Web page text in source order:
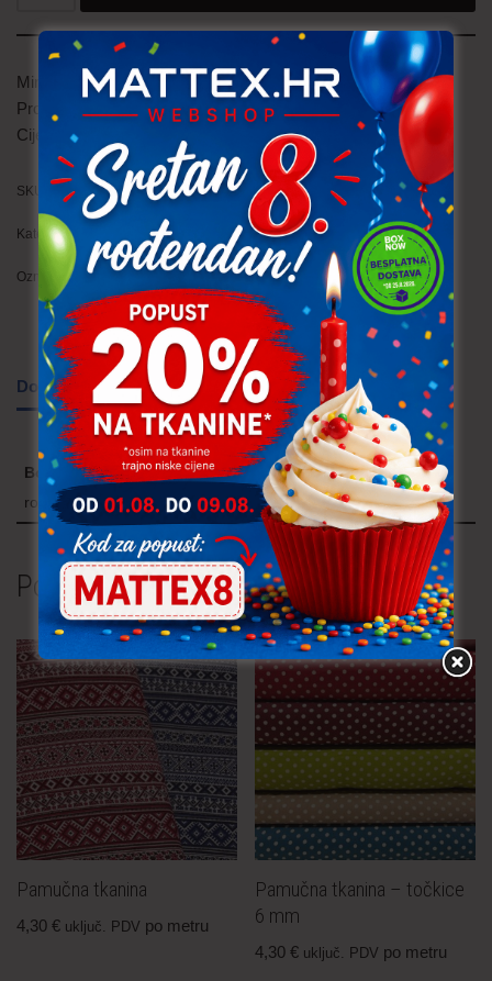
Minimalna količina je0.5
Prodaje se po
Cijena je
SKU: PAM186 (205)
Kategorije: Pamučna tkanina Trajno niska cijena!
Oznake:dječje pamuk životinje
Dodatne informacije
Boja
roza, zelena
Povezani proizvodi
Pamučna tkanina
4,30 € uključ. PDV po metru
Pamučna tkanina – točkice
6 mm
4,30€ uključ. PDV po metru